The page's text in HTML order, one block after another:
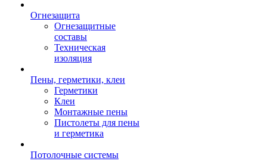
Огнезащита
Огнезащитные
составы
Техническая
изоляция
Пены, герметики, клеи
Герметики
Клеи
Монтажные пены
Пистолеты для пены
и герметика
Потолочные системы